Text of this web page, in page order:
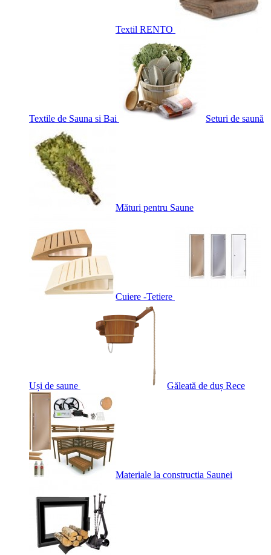
Textil RENTO
Textile de Sauna si Bai Seturi de saună
Mături pentru Saune
Cuiere -Tetiere
Uși de saune Găleată de duș Rece
Materiale la constructia Saunei